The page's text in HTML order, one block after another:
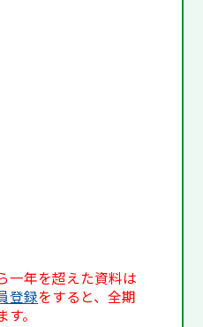
一年を超えた資料は
登録をすると、全期
。